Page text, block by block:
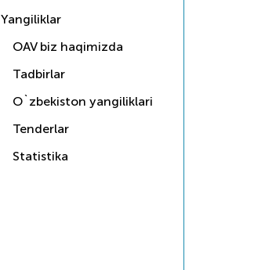
Yangiliklar
OAV biz haqimizda
Tadbirlar
O`zbekiston yangiliklari
Tenderlar
Statistika